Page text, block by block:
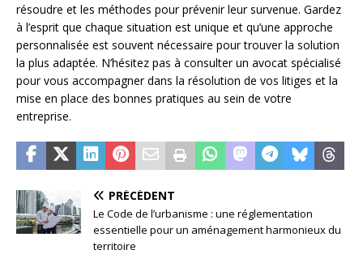
résoudre et les méthodes pour prévenir leur survenue. Gardez
à l’esprit que chaque situation est unique et qu’une approche
personnalisée est souvent nécessaire pour trouver la solution
la plus adaptée. N’hésitez pas à consulter un avocat spécialisé
pour vous accompagner dans la résolution de vos litiges et la
mise en place des bonnes pratiques au sein de votre
entreprise.
PRÉCÉDENT
Le Code de l’urbanisme : une réglementation
essentielle pour un aménagement harmonieux du
territoire